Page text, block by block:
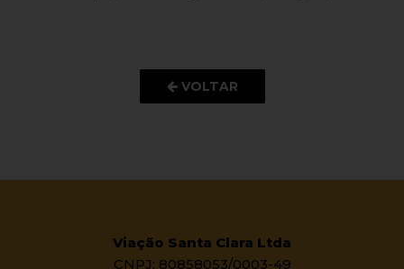
VOLTAR
Viação Santa Clara Ltda
CNPJ: 80858053/0003-49